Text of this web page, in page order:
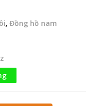
, Đồng hồ nam